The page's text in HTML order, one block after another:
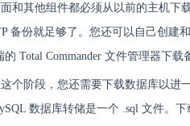
和其他组件都必须从以前的主机下
备份就足够了。您还可以自己创建
Total Commander 文件管理器下载
个阶段，您还需要下载数据库以
数据库转储是一个 .sql 文件。